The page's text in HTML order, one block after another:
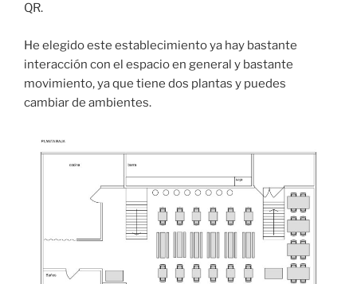
QR.
He elegido este establecimiento ya hay bastante
interacción con el espacio en general y bastante
movimiento, ya que tiene dos plantas y puedes
cambiar de ambientes.